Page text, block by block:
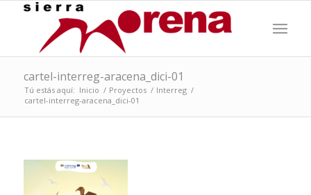
cartel-interreg-aracena_dici-01
Tú estás aquí: Inicio / Proyectos / Interreg /
cartel-interreg-aracena_dici-01